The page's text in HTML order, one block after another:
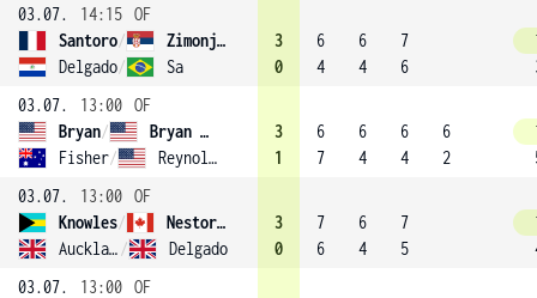
03.07.
14:15 OF
Santoro/
Zimonjic (6)
Delgado/ Sa
3
0
6
4
6
4
7
6
03.07.
13:00 OF
Bryan/
Bryan (1)
Fisher/ Reynolds
3
1
6
7
6
4
6
4
6
2
03.07.
13:00 OF
Knowles/
Nestor (3)
Auckland / Delgado
3
0
7
6
6
4
7
5
03.07.
13:00 OF